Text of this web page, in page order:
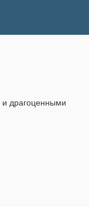
драгоценными